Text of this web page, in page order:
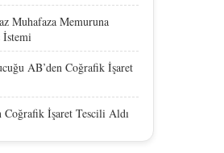
Muhafaza Memuruna
İstemi
AB’den Coğrafik İşaret
Coğrafik İşaret Tescili Aldı